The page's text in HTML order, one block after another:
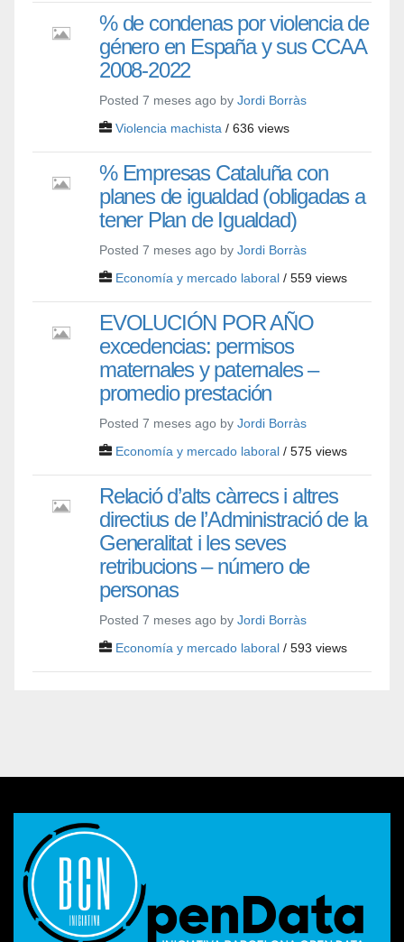
% de condenas por violencia de
género en España y sus CCAA
2008-2022
Posted 7 meses ago by Jordi Borràs
Violencia machista / 636 views
% Empresas Cataluña con
planes de igualdad (obligadas a
tener Plan de Igualdad)
Posted 7 meses ago by Jordi Borràs
Economía y mercado laboral / 559 views
EVOLUCIÓN POR AÑO
excedencias: permisos
maternales y paternales –
promedio prestación
Posted 7 meses ago by Jordi Borràs
Economía y mercado laboral / 575 views
Relació d’alts càrrecs i altres
directius de l’Administració de la
Generalitat i les seves
retribucions – número de
personas
Posted 7 meses ago by Jordi Borràs
Economía y mercado laboral / 593 views